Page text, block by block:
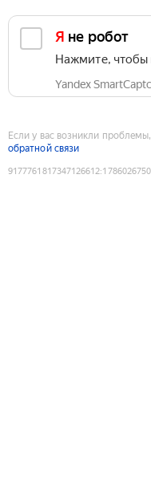
Я не робот
Нажмите, чтобы
Yandex
Если у вас возникли
обратной связи
9177761817347126612:1786026750